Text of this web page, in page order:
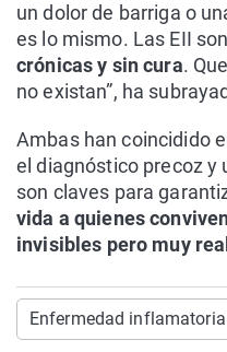
un dolor de barriga o
es lo mismo. Las EII son
crónicas y sin cura.
no existan”, ha
Ambas han coincidido
el diagnóstico precoz y
son claves para
vida a quienes
invisibles pero muy
Enfermedad